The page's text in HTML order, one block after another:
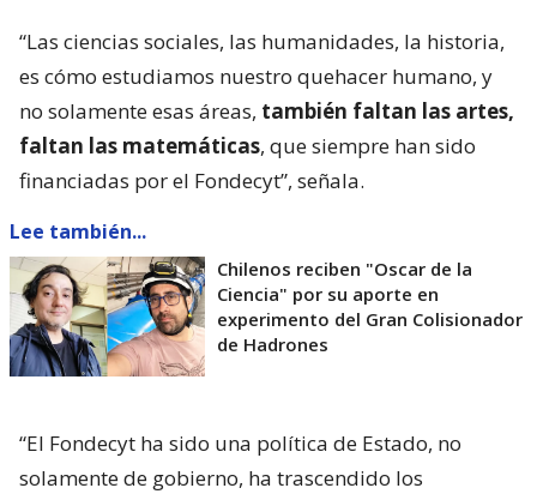
“Las ciencias sociales, las humanidades, la historia,
es cómo estudiamos nuestro quehacer humano, y
no solamente esas áreas, también faltan las artes,
faltan las matemáticas, que siempre han sido
financiadas por el Fondecyt”, señala.
Lee también...
Chilenos reciben "Oscar de la
Ciencia" por su aporte en
experimento del Gran Colisionador
de Hadrones
“El Fondecyt ha sido una política de Estado, no
solamente de gobierno, ha trascendido los